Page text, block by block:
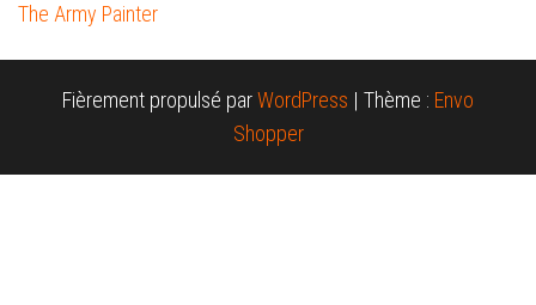
The Army Painter
Fièrement propulsé parWordPress | Thème : Envo
Shopper